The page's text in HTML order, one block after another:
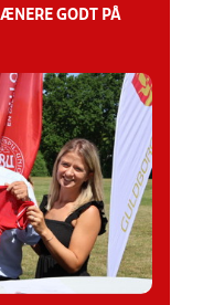
GODT PÅ